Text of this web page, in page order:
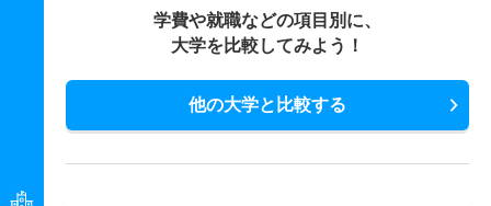
学費や就職などの項目別に、
大学を比較してみよう！
他の大学と比較する